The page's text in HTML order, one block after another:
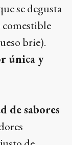
se degusta
comestible
brie).
única y
de sabores